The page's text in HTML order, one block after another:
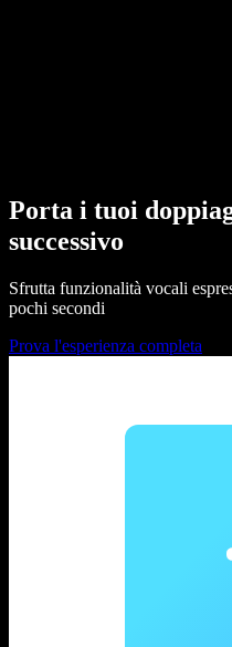
Porta i tuoi
successivo
Sfrutta funzionalità vocali
pochi secondi
Prova l'esperienza completa